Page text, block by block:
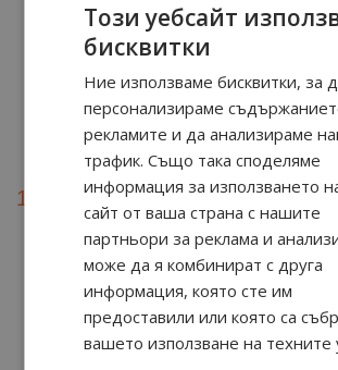
Eau de Toilette 50 мл
€ / 35.91лв.
17. € / 33.89лв.
Бонус: 9 т.
За клиенти
Този уебсайт
бисквитки
Ние използваме бисквитки, за
персонализираме
рекламите и да анализираме
трафик. Също така споделяме
информация за използването
сайт от ваша страна с нашите
партньори за реклама и
може да я комбинират с друга
информация, която сте им
предоставили или която са
вашето използване на техните